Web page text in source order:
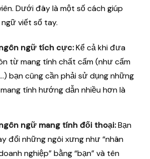
Dưới đây là một số cách giúp
viết sổ tay.
ngữ tích cực:Kể cả khi đưa
từ mang tính chất cấm (như cấm
bạn cũng cần phải sử dụng những
tính hướng dẫn nhiều hơn là
ngữ mang tính đối thoại:Bạn
đổi những ngôi xưng như “nhân
nghiệp” bằng “bạn” và tên